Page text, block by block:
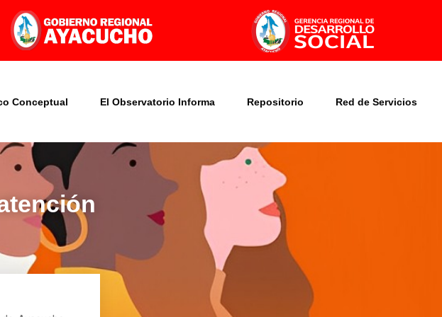
Conceptual El Observatorio Informa Repositorio Red de Servicios